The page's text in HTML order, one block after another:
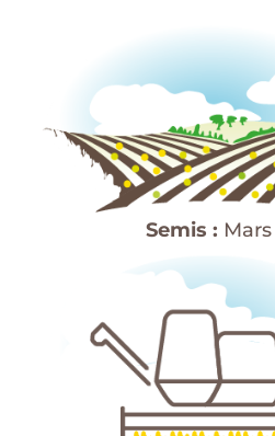
Semis : Mars